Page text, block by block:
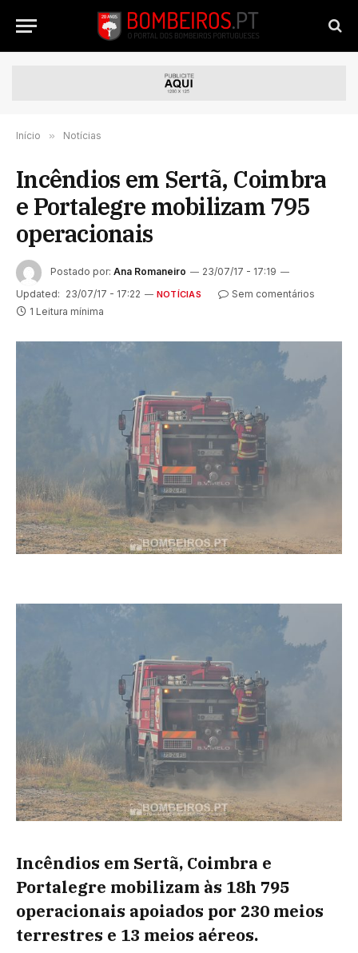
Início » Notícias
Incêndios em Sertã, Coimbra
e Portalegre mobilizam 795
operacionais
Postado por: Ana Romaneiro
23/07/17 - 17:19
Updated: 23/07/17 - 17:22 NOTÍCIAS
Sem comentários
1 Leitura mínima
Incêndios em Sertã, Coimbra e
Portalegre mobilizam às 18h 795
operacionais apoiados por 230 meios
terrestres e 13 meios aéreos.